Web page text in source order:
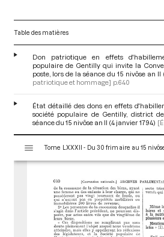
Table des matières
Don patriotique en effets
populaire de Gentilly qui invite la
poste, lors de la séance du 15 nivôse an II
patriotique et hommage] p.640
État détaillé des dons en effets
société populaire de Gentilly, district
séance du 15 nivôse an II (4 janvier 1794)
s